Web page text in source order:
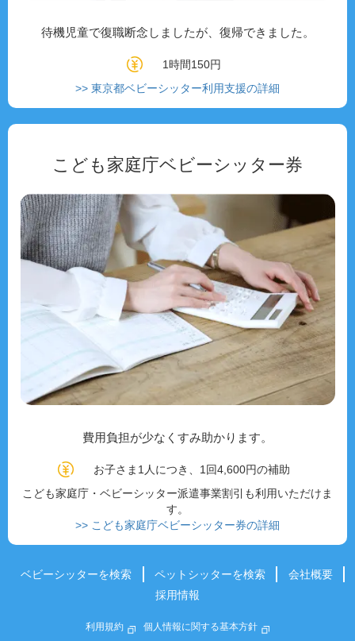
待機児童で復職断念しましたが、復帰できました。
1時間150円
>> 東京都ベビーシッター利用支援の詳細
こども家庭庁ベビーシッター券
費用負担が少なくすみ助かります。
お子さま1人につき、1回4,600円の補助
こども家庭庁・ベビーシッター派遣事業割引も利用いただけま
す。
>> こども家庭庁ベビーシッター券の詳細
ベビーシッターを検索 ペットシッターを検索
会社概要
採用情報
利用規約 個人情報に関する基本方針